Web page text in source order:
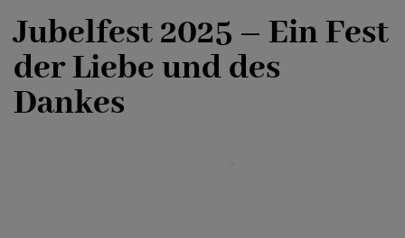
Jubelfest 2025 – Ein Fest
der Liebe und des
Dankes